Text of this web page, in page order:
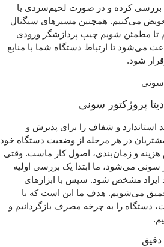
بررسی کرده و در صورت لحیم‌سردی یا
می‌کنیم. همچنین مسیرهای سیگنال
تا مطمئن شویم چیپ پردازشگر ورودی
می‌شود تا ارتباط دستگاه شما با منابع
شود.
پروژکتور سونی
استاندارد و شفاف را برای پذیرش و
در هر مرحله از وضعیت دستگاه خود
هزینه و زمان‌بندی، اصول کار ماست. وقتی
سونی می‌شود، ما ابتدا یک بررسی اولیه
ایراد مشخص شود. سپس با ابزارهای
می‌شویم. هدف ما این است که با
دستگاه را به چرخه مصرف بازگردانیم و